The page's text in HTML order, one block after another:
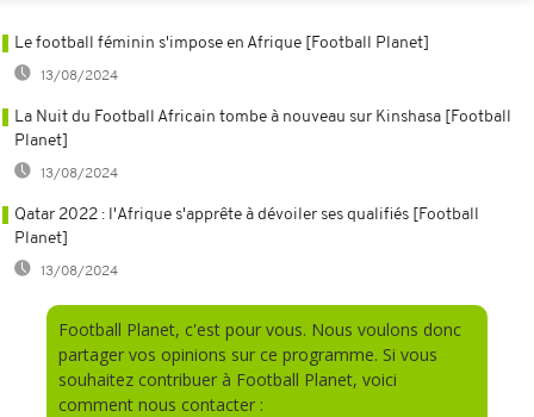
Le football féminin s'impose en Afrique [Football Planet]
13/08/2024
La Nuit du Football Africain tombe à nouveau sur Kinshasa [Football
Planet]
13/08/2024
Qatar 2022 : l'Afrique s'apprête à dévoiler ses qualifiés [Football
Planet]
13/08/2024
Football Planet, c'est pour vous. Nous voulons donc
partager vos opinions sur ce programme. Si vous
souhaitez contribuer à Football Planet, voici
comment nous contacter :